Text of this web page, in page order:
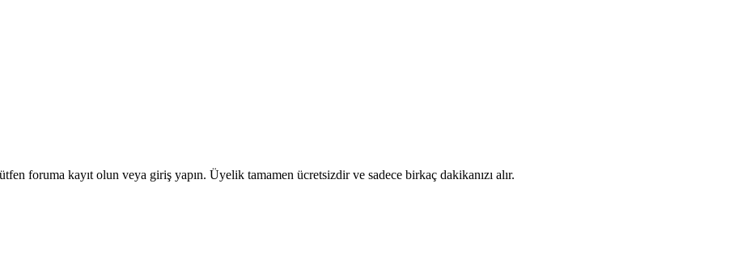
foruma kayıt olun veya giriş yapın. Üyelik tamamen ücretsizdir ve sadece birkaç dakikanızı alır.